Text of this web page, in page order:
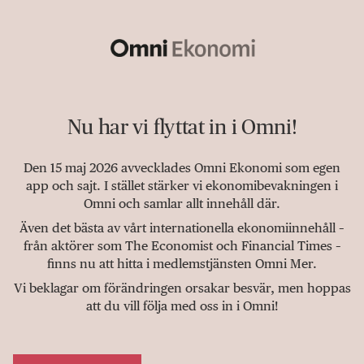
Nu har vi flyttat in i Omni!
Den 15 maj 2026 avvecklades Omni Ekonomi som egen
app och sajt. I stället stärker vi ekonomibevakningen i
Omni och samlar allt innehåll där.
Även det bästa av vårt internationella ekonomiinnehåll –
från aktörer som The Economist och Financial Times –
finns nu att hitta i medlemstjänsten Omni Mer.
Vi beklagar om förändringen orsakar besvär, men hoppas
att du vill följa med oss in i Omni!